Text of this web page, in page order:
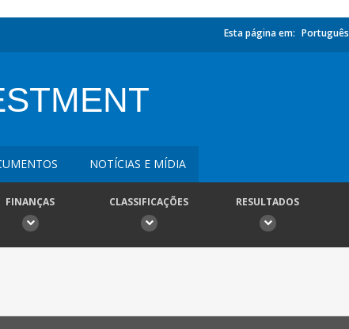
Esta página em: Português
NOTÍCIAS E MÍDIA
FINANÇAS CLASSIFICAÇÕES RESULTADOS